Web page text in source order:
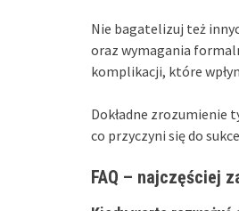
Nie bagatelizuj też
oraz wymagania
komplikacji, które
Dokładne zrozumienie
co przyczyni się do
FAQ – najczęściej